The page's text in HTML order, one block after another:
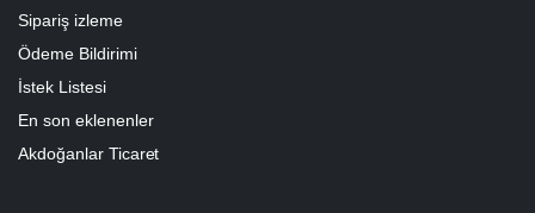
Sipariş izleme
Ödeme Bildirimi
İstek Listesi
En son eklenenler
Akdoğanlar Ticaret